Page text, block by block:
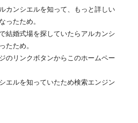
カンシエルを知って、もっと詳しい
ったため。
結婚式場を探していたらアルカンシ
たため。
のリンクボタンからこのホームペー
エルを知っていたため検索エンジン